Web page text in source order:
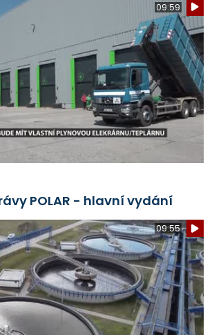
09:59
POLAR - hlavní vydání
09:55